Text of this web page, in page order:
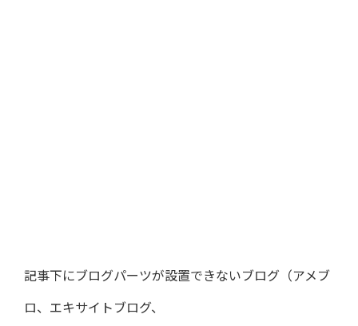
記事下にブログパーツが設置できないブログ（アメブ
ロ、エキサイトブログ、